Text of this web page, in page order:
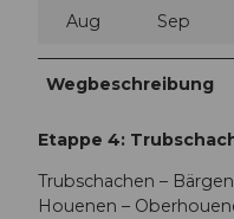
Aug Sep
Wegbeschreibung
Etappe 4:
Trubschachen –
Houenen –